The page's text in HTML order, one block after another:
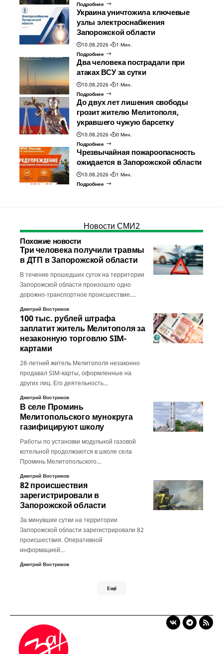
Подробнее
Украина уничтожила ключевые
узлы электроснабжения
Запорожской области
10.08.2026
1 Мин.
Подробнее
Два человека пострадали при
атаках ВСУ за сутки
10.08.2026
1 Мин.
Подробнее
До двух лет лишения свободы
грозит жителю Мелитополя,
укравшего чужую барсетку
10.08.2026
0 Мин.
Подробнее
Чрезвычайная пожароопасность
ожидается в Запорожской области
10.08.2026
1 Мин.
Подробнее
Новости СМИ2
Похожие новости
Три человека получили травмы
в ДТП в Запорожской области
В течение прошедших суток на территории
Запорожской области произошло одно
дорожно-транспортное происшествие.…
Дмитрий Востриков
100 тыс. рублей штрафа
заплатит житель Мелитополя за
незаконную торговлю SIM-
картами
28-летний житель Мелитополя незаконно
продавал SIM-карты, оформленные на
других лиц. Его деятельность…
Дмитрий Востриков
В селе Проминь
Мелитопольского мунокруга
газифицируют школу
Работы по установки модульной газовой
котельной продолжаются в школе села
Проминь Мелитопольского…
Дмитрий Востриков
82 происшествия
зарегистрировали в
Запорожской области
За минувшие сутки на территории
Запорожской области зарегистрировали 82
происшествия. Оперативной
информацией…
Дмитрий Востриков
Ещё